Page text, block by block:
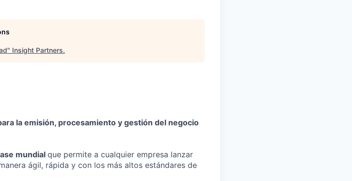
" Insight Partners.
la emisión, procesamiento y gestión del negocio
mundialque permite a cualquier empresa lanzar
ágil, rápida y con los más altos estándares de